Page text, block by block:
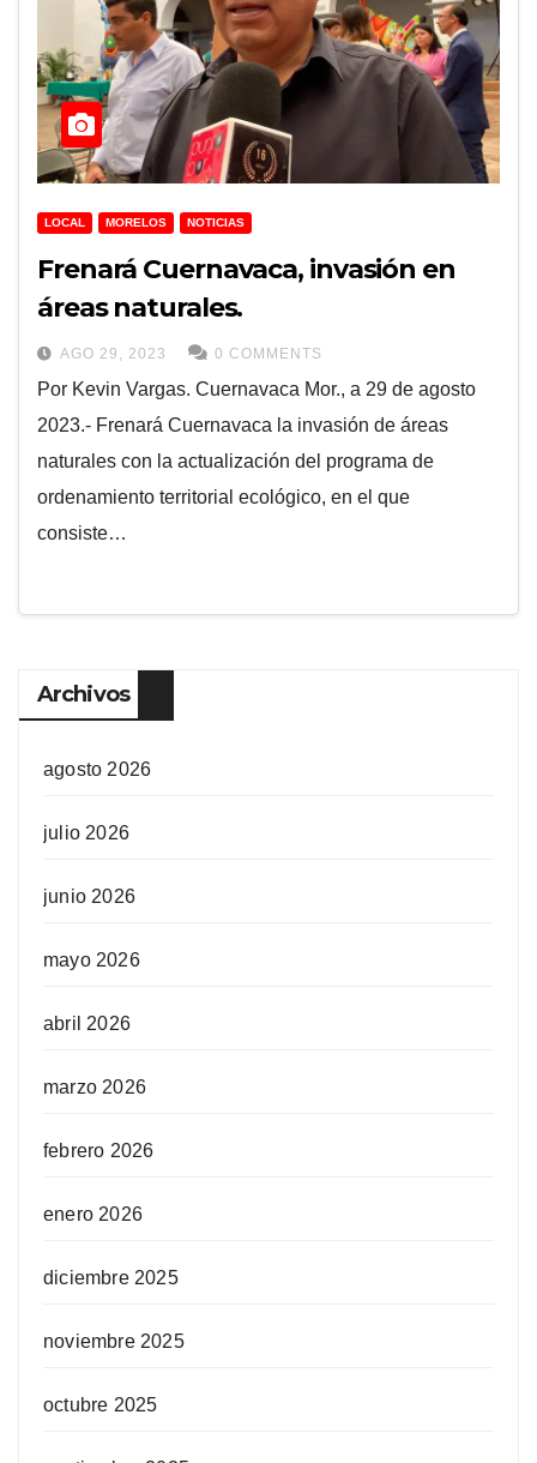
LOCAL MORELOS NOTICIAS
Frenará Cuernavaca, invasión en
áreas naturales.
AGO 29, 2023 0 COMMENTS
Por Kevin Vargas. Cuernavaca Mor., a 29 de agosto
2023.- Frenará Cuernavaca la invasión de áreas
naturales con la actualización del programa de
ordenamiento territorial ecológico, en el que
consiste…
Archivos
agosto 2026
julio 2026
junio 2026
mayo 2026
abril 2026
marzo 2026
febrero 2026
enero 2026
diciembre 2025
noviembre 2025
octubre 2025